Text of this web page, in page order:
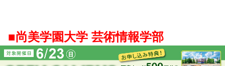
■尚美学園大学 芸術情報学部